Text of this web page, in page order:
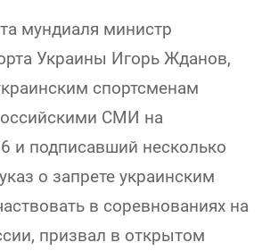
мундиаля министр
Украины Игорь Жданов,
спортсменам
СМИ на
и подписавший несколько
о запрете украинским
в соревнованиях на
призвал в открытом